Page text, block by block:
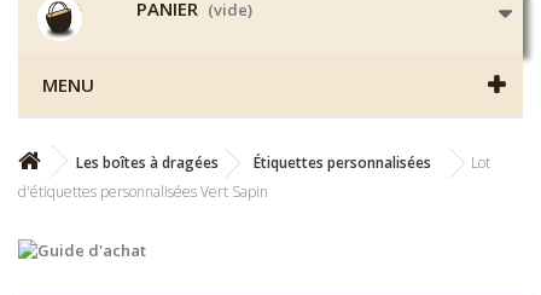
PANIER (vide)
MENU
Les boîtes à dragées Étiquettes personnalisées
Lot
d'étiquettes personnalisées Vert Sapin